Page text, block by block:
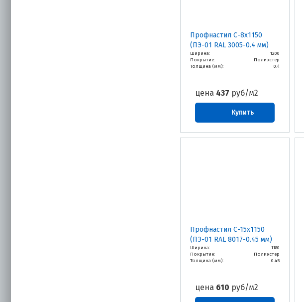
Профнастил С-8х1150
(ПЭ-01 RAL 3005-0.4 мм)
Ширина:
1200
Покрытие:
Полиэстер
Толщина (мм):
0.4
цена 437 руб/м2
Купить
Профнастил С-15х1150
(ПЭ-01 RAL 8017-0.45 мм)
Ширина:
1180
Покрытие:
Полиэстер
Толщина (мм):
0.45
цена 610 руб/м2